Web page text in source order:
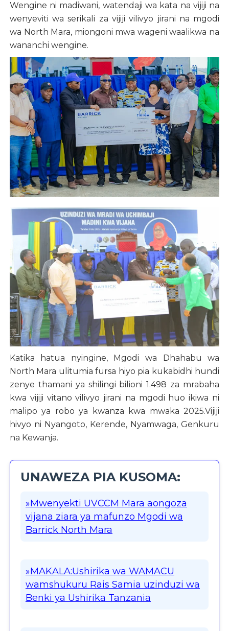
Wengine ni madiwani, watendaji wa kata na vijiji na
wenyeviti wa serikali za vijiji vilivyo jirani na mgodi
wa North Mara, miongoni mwa wageni waalikwa na
wananchi wengine.
Katika hatua nyingine, Mgodi wa Dhahabu wa
North Mara ulitumia fursa hiyo pia kukabidhi hundi
zenye thamani ya shilingi bilioni 1.498 za mrabaha
kwa vijiji vitano vilivyo jirani na mgodi huo ikiwa ni
malipo ya robo ya kwanza kwa mwaka 2025.Vijiji
hivyo ni Nyangoto, Kerende, Nyamwaga, Genkuru
na Kewanja.
UNAWEZA PIA KUSOMA:
»Mwenyekti UVCCM Mara aongoza
vijana ziara ya mafunzo Mgodi wa
Barrick North Mara
»MAKALA:Ushirika wa WAMACU
wamshukuru Rais Samia uzinduzi wa
Benki ya Ushirika Tanzania